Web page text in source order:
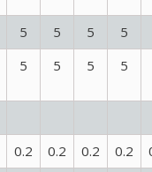
5 5 5
5
5 5 5 5
0.2 0.2 0.2 0.2